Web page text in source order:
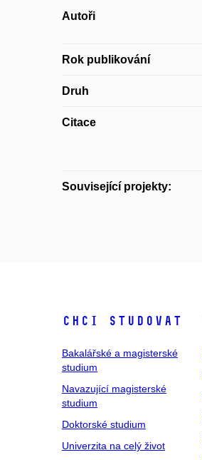
Autoři
Rok publikování
Druh
Citace
Související projekty:
Chci studovat
Bakalářské a magisterské
studium
Navazující magisterské
studium
Doktorské studium
Univerzita na celý život